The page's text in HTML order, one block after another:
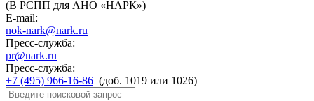
(В РСПП для АНО «НАРК»)
E-mail:
nok-nark@nark.ru
Пресс-служба:
pr@nark.ru
Пресс-служба:
+7 (495) 966-16-86 (доб. 1019 или 1026)